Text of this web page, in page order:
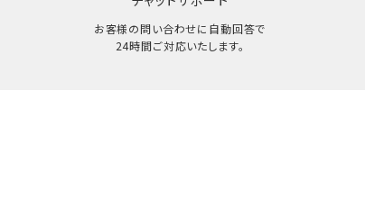
お客様の問い合わせに自動回答で
24時間ご対応いたします。